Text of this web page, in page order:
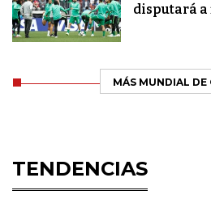
disputará a
MÁS MUNDIAL DE
TENDENCIAS